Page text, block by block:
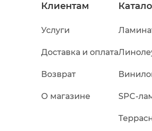
Клиентам
Услуги
Доставка и оплата
Возврат
О магазине SPC-